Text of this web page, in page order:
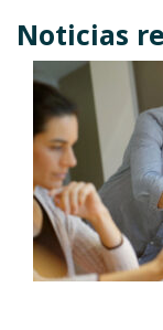
Noticias